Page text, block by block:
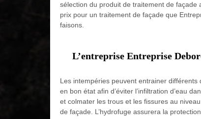
sélection du produit de traitement de façade
prix pour un traitement de façade que
faisons.
L’entreprise Entreprise
Les intempéries peuvent entrainer différents
en bon état afin d’éviter l’infiltration d’eau
et colmater les trous et les fissures au
de façade. L’hydrofuge assurera la